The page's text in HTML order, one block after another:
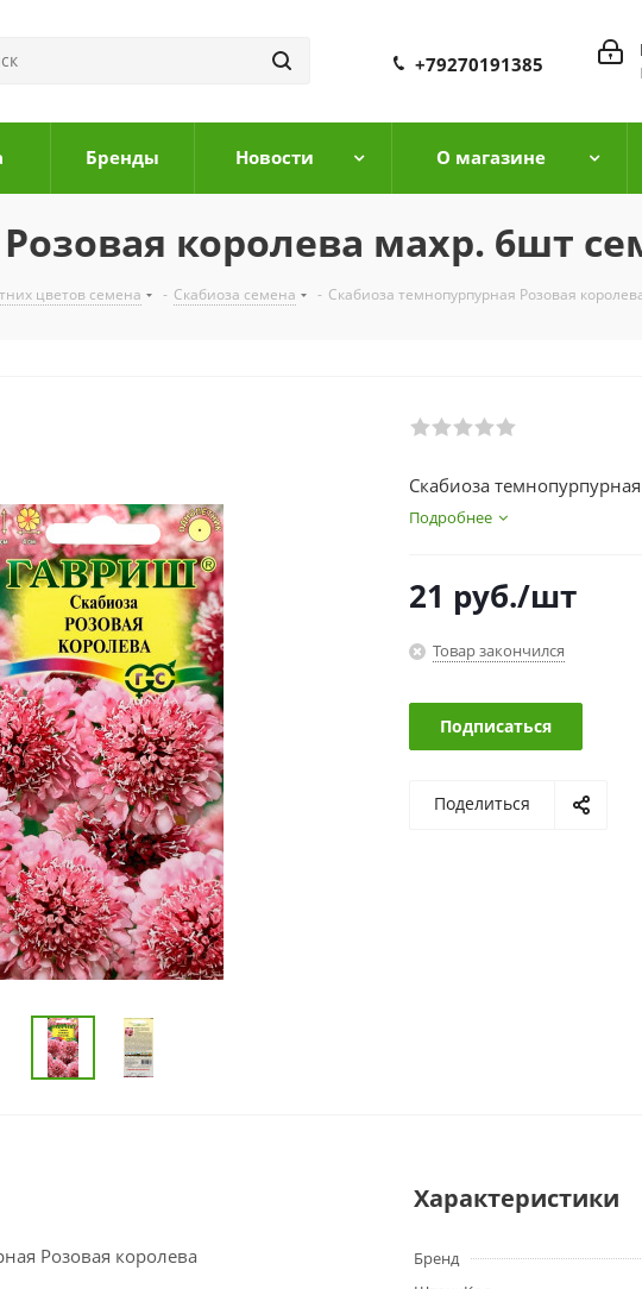
+79270191385
Бренды Новости О магазине
королева махр. 6шт
цветов семена - Скабиоза семена - Скабиоза темнопурпурная Розовая
Скабиоза
Подробнее
21 руб./шт
Товар закончился
Подписаться
Поделиться
Розовая королева
Характеристики
Бренд